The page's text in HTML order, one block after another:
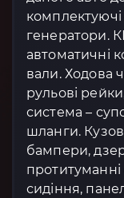
генератори.
автоматичні
вали. Ходова
рульові
система –
шланги.
бампери,
протитуманні
сидіння,